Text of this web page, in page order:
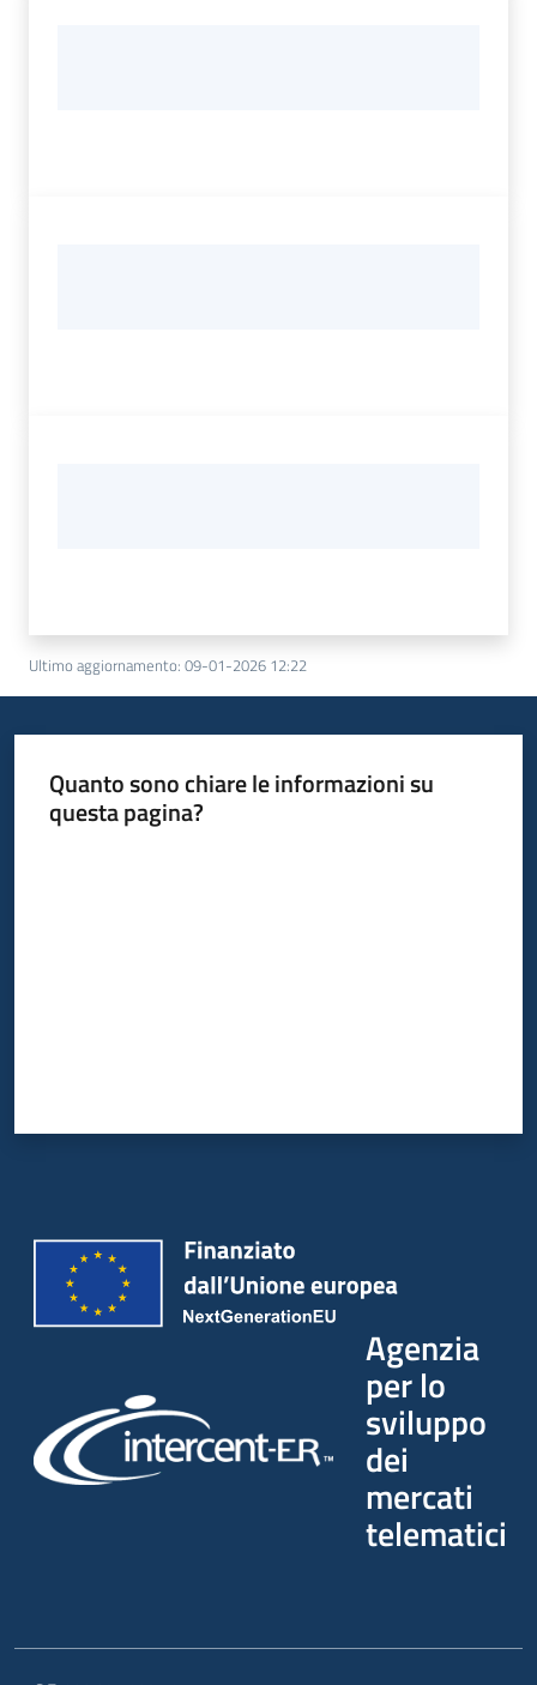
Ultimo aggiornamento: 09-01-2026 12:22
Quanto sono chiare le informazioni su
questa pagina?
Agenzia
per lo
sviluppo
dei
mercati
telematici